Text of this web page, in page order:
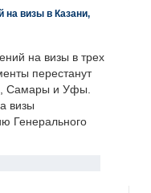
на визы в Казани,
на визы в трех
перестанут
Самары и Уфы.
визы
Генерального